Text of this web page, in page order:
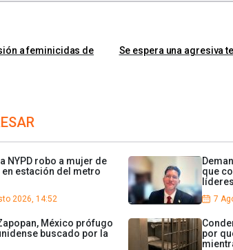
a feminicidas de
Se espera una agresiva
NYPD robo a mujer de
en estación del metro
2026, 14:52
que
7
México prófugo
buscado por la
por